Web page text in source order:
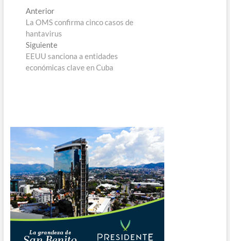
Navegación
de
entradas
AnteriorEntrada
anterior:
La OMS confirma cinco casos de
hantavirus
SiguienteEntrada
siguiente:
EEUU sanciona a entidades
económicas clave en Cuba